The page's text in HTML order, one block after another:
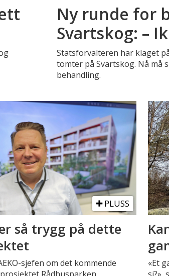
Ny runde for
Svartskog: –
Statsforvalteren har klaget
tomter på Svartskog. Nå må
behandling.
PLUSS
så trygg på dette
sjefen om det kommende
«Et